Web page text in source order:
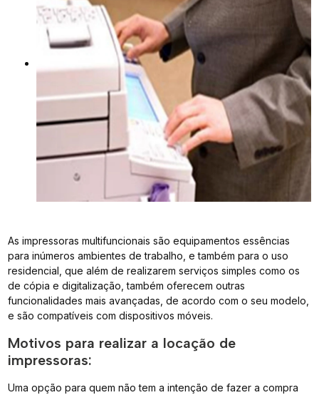
As impressoras multifuncionais são equipamentos essências
para inúmeros ambientes de trabalho, e também para o uso
residencial, que além de realizarem serviços simples como os
de cópia e digitalização, também oferecem outras
funcionalidades mais avançadas, de acordo com o seu modelo,
e são compatíveis com dispositivos móveis.
Motivos para realizar a locação de
impressoras:
Uma opção para quem não tem a intenção de fazer a compra